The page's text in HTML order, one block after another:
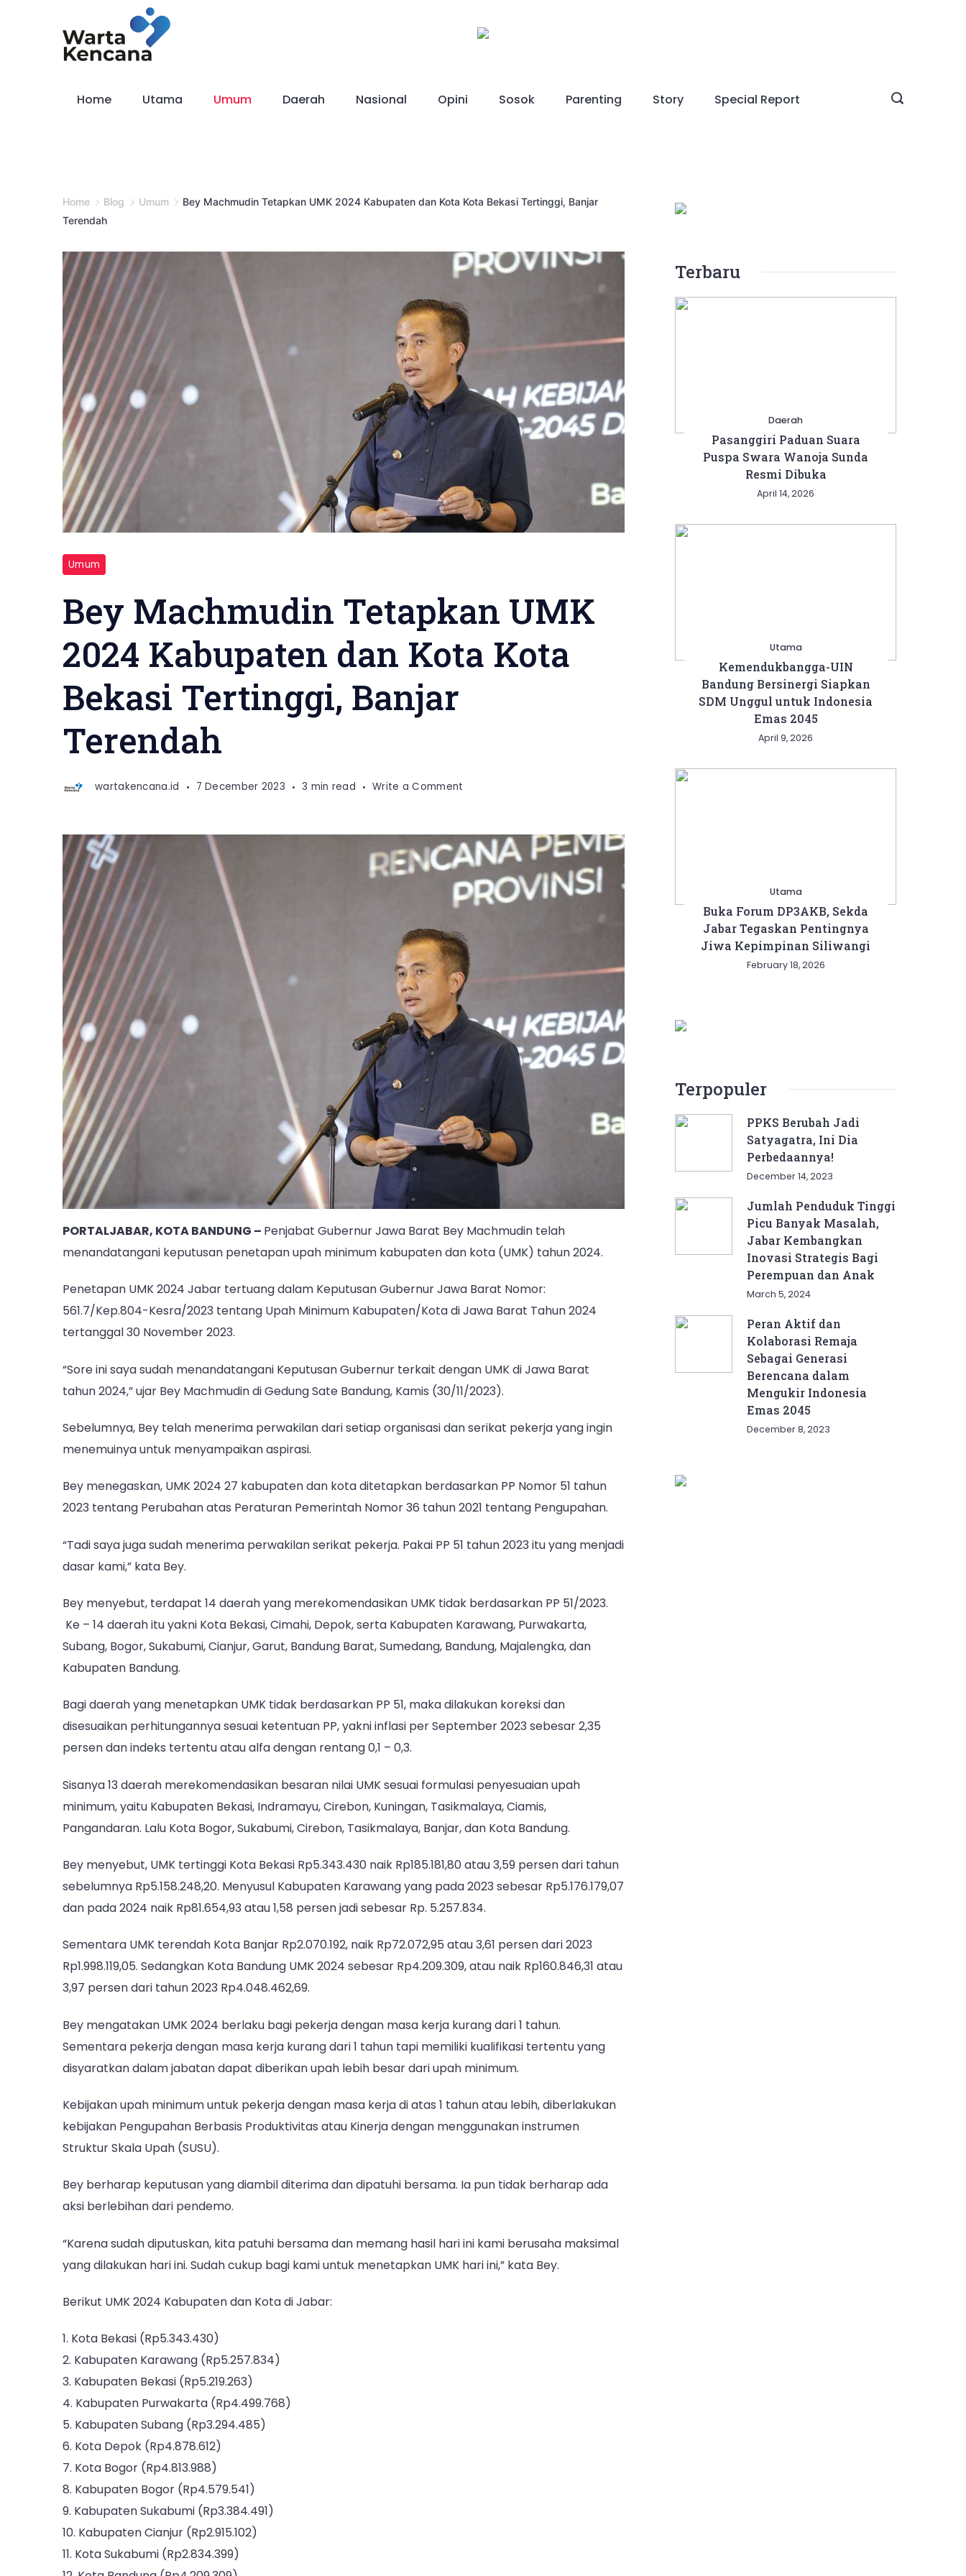
Home Utama Umum Daerah Nasional Opini Sosok Parenting Story Special Report
Home Blog Umum
Bey Machmudin Tetapkan UMK 2024 Kabupaten dan Kota Kota Bekasi Tertinggi, Banjar
Terendah
Umum
Bey Machmudin Tetapkan UMK
2024 Kabupaten dan Kota Kota
Bekasi Tertinggi, Banjar
Terendah
wartakencana.id 7 December 2023 3 min read Write a Comment
Tetapkan
UMK
Kabupaten
dan
Kota
Bekasi
Tertinggi,
Banjar
Terendah
PORTALJABAR, KOTA BANDUNG – Penjabat Gubernur Jawa Barat Bey Machmudin telah
menandatangani keputusan penetapan upah minimum kabupaten dan kota (UMK) tahun 2024.
Penetapan UMK 2024 Jabar tertuang dalam Keputusan Gubernur Jawa Barat Nomor:
561.7/Kep.804-Kesra/2023 tentang Upah Minimum Kabupaten/Kota di Jawa Barat Tahun 2024
tertanggal 30 November 2023.
“Sore ini saya sudah menandatangani Keputusan Gubernur terkait dengan UMK di Jawa Barat
tahun 2024,” ujar Bey Machmudin di Gedung Sate Bandung, Kamis (30/11/2023).
Sebelumnya, Bey telah menerima perwakilan dari setiap organisasi dan serikat pekerja yang ingin
menemuinya untuk menyampaikan aspirasi.
Bey menegaskan, UMK 2024 27 kabupaten dan kota ditetapkan berdasarkan PP Nomor 51 tahun
2023 tentang Perubahan atas Peraturan Pemerintah Nomor 36 tahun 2021 tentang Pengupahan.
“Tadi saya juga sudah menerima perwakilan serikat pekerja. Pakai PP 51 tahun 2023 itu yang menjadi
dasar kami,” kata Bey.
Bey menyebut, terdapat 14 daerah yang merekomendasikan UMK tidak berdasarkan PP 51/2023.
Ke – 14 daerah itu yakni Kota Bekasi, Cimahi, Depok, serta Kabupaten Karawang, Purwakarta,
Subang, Bogor, Sukabumi, Cianjur, Garut, Bandung Barat, Sumedang, Bandung, Majalengka, dan
Kabupaten Bandung.
Bagi daerah yang menetapkan UMK tidak berdasarkan PP 51, maka dilakukan koreksi dan
disesuaikan perhitungannya sesuai ketentuan PP, yakni inflasi per September 2023 sebesar 2,35
persen dan indeks tertentu atau alfa dengan rentang 0,1 – 0,3.
Sisanya 13 daerah merekomendasikan besaran nilai UMK sesuai formulasi penyesuaian upah
minimum, yaitu Kabupaten Bekasi, Indramayu, Cirebon, Kuningan, Tasikmalaya, Ciamis,
Pangandaran. Lalu Kota Bogor, Sukabumi, Cirebon, Tasikmalaya, Banjar, dan Kota Bandung.
Bey menyebut, UMK tertinggi Kota Bekasi Rp5.343.430 naik Rp185.181,80 atau 3,59 persen dari tahun
sebelumnya Rp5.158.248,20. Menyusul Kabupaten Karawang yang pada 2023 sebesar Rp5.176.179,07
dan pada 2024 naik Rp81.654,93 atau 1,58 persen jadi sebesar Rp. 5.257.834.
Sementara UMK terendah Kota Banjar Rp2.070.192, naik Rp72.072,95 atau 3,61 persen dari 2023
Rp1.998.119,05. Sedangkan Kota Bandung UMK 2024 sebesar Rp4.209.309, atau naik Rp160.846,31 atau
3,97 persen dari tahun 2023 Rp4.048.462,69.
Bey mengatakan UMK 2024 berlaku bagi pekerja dengan masa kerja kurang dari 1 tahun.
Sementara pekerja dengan masa kerja kurang dari 1 tahun tapi memiliki kualifikasi tertentu yang
disyaratkan dalam jabatan dapat diberikan upah lebih besar dari upah minimum.
Kebijakan upah minimum untuk pekerja dengan masa kerja di atas 1 tahun atau lebih, diberlakukan
kebijakan Pengupahan Berbasis Produktivitas atau Kinerja dengan menggunakan instrumen
Struktur Skala Upah (SUSU).
Bey berharap keputusan yang diambil diterima dan dipatuhi bersama. Ia pun tidak berharap ada
aksi berlebihan dari pendemo.
“Karena sudah diputuskan, kita patuhi bersama dan memang hasil hari ini kami berusaha maksimal
yang dilakukan hari ini. Sudah cukup bagi kami untuk menetapkan UMK hari ini,” kata Bey.
Berikut UMK 2024 Kabupaten dan Kota di Jabar:
1. Kota Bekasi (Rp5.343.430)
2. Kabupaten Karawang (Rp5.257.834)
3. Kabupaten Bekasi (Rp5.219.263)
4. Kabupaten Purwakarta (Rp4.499.768)
5. Kabupaten Subang (Rp3.294.485)
6. Kota Depok (Rp4.878.612)
7. Kota Bogor (Rp4.813.988)
8. Kabupaten Bogor (Rp4.579.541)
9. Kabupaten Sukabumi (Rp3.384.491)
10. Kabupaten Cianjur (Rp2.915.102)
11. Kota Sukabumi (Rp2.834.399)
Terbaru
Daerah
Pasanggiri Paduan Suara
Puspa Swara Wanoja Sunda
Resmi Dibuka
April 14, 2026
Utama
Kemendukbangga-UIN
Bandung Bersinergi Siapkan
SDM Unggul untuk Indonesia
Emas 2045
April 9, 2026
Utama
Buka Forum DP3AKB, Sekda
Jabar Tegaskan Pentingnya
Jiwa Kepimpinan Siliwangi
February 18, 2026
Terpopuler
PPKS Berubah Jadi
Satyagatra, Ini Dia
Perbedaannya!
December 14, 2023
Jumlah Penduduk Tinggi
Picu Banyak Masalah,
Jabar Kembangkan
Inovasi Strategis Bagi
Perempuan dan Anak
March 5, 2024
Peran Aktif dan
Kolaborasi Remaja
Sebagai Generasi
Berencana dalam
Mengukir Indonesia
Emas 2045
December 8, 2023